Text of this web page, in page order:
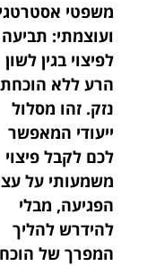
משפטי אסטרטגי
ועוצמתי: תביעה
לפיצוי בגין לשון
הרע ללא הוכחת
נזק. זהו מסלול
ייעודי המאפשר
לכם לקבל פיצוי
משמעותי על
הפגיעה, מבלי
להידרש להליך
המפרך של